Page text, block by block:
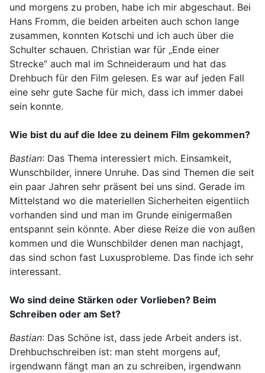
und morgens zu proben, habe ich mir abgeschaut. Bei
Hans Fromm, die beiden arbeiten auch schon lange
zusammen, konnten Kotschi und ich auch über die
Schulter schauen. Christian war für „Ende einer
Strecke“ auch mal im Schneideraum und hat das
Drehbuch für den Film gelesen. Es war auf jeden Fall
eine sehr gute Sache für mich, dass ich immer dabei
sein konnte.
Wie bist du auf die Idee zu deinem Film gekommen?
Bastian: Das Thema interessiert mich. Einsamkeit,
Wunschbilder, innere Unruhe. Das sind Themen die seit
ein paar Jahren sehr präsent bei uns sind. Gerade im
Mittelstand wo die materiellen Sicherheiten eigentlich
vorhanden sind und man im Grunde einigermaßen
entspannt sein könnte. Aber diese Reize die von außen
kommen und die Wunschbilder denen man nachjagt,
das sind schon fast Luxusprobleme. Das finde ich sehr
interessant.
Wo sind deine Stärken oder Vorlieben? Beim
Schreiben oder am Set?
Bastian: Das Schöne ist, dass jede Arbeit anders ist.
Drehbuchschreiben ist: man steht morgens auf,
irgendwann fängt man an zu schreiben, irgendwann